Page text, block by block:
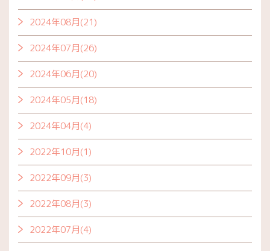
2024年08月(21)
2024年07月(26)
2024年06月(20)
2024年05月(18)
2024年04月(4)
2022年10月(1)
2022年09月(3)
2022年08月(3)
2022年07月(4)